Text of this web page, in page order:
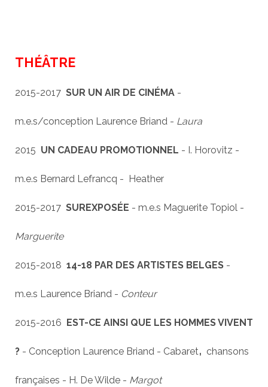
THÉÂTRE
2015-2017 SUR UN AIR DE CINÉMA -
m.e.s/conception Laurence Briand - Laura
2015 UN CADEAU PROMOTIONNEL - I. Horovitz -
m.e.s Bernard Lefrancq - Heather
2015-2017 SUREXPOSÉE - m.e.s Maguerite Topiol -
Marguerite
2015-2018 14-18 PAR DES ARTISTES BELGES -
m.e.s Laurence Briand - Conteur
2015-2016 EST-CE AINSI QUE LES HOMMES VIVENT
? - Conception Laurence Briand - Cabaret, chansons
françaises - H. De Wilde - Margot